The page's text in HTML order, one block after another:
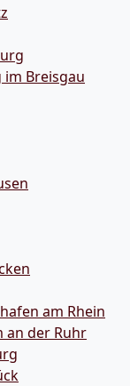
Breisgau
am Rhein
an der Ruhr